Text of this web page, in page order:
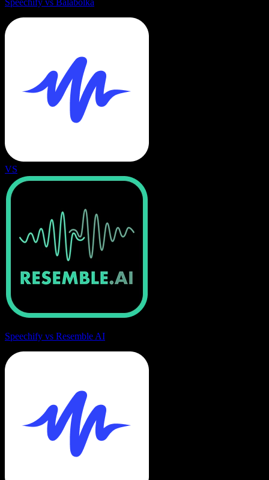
Speechify vs Balabolka
VS
Speechify vs Resemble AI